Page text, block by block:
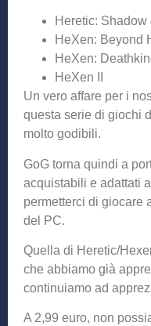
Heretic:
HeXen: Beyond
HeXen:
HeXen II
Un vero affare per i
questa serie di giochi
molto godibili.
GoG torna quindi a
acquistabili e adattati
permetterci di giocare
del PC.
Quella di Heretic/
che abbiamo già
continuiamo ad
A 2,99 euro, non